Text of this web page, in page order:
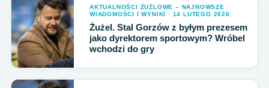
AKTUALNOŚCI ŻUŻLOWE – NAJNOWSZE
WIADOMOŚCI I WYNIKI · 14 LUTEGO 2026
Żużel. Stal Gorzów z byłym prezesem
jako dyrektorem sportowym? Wróbel
wchodzi do gry